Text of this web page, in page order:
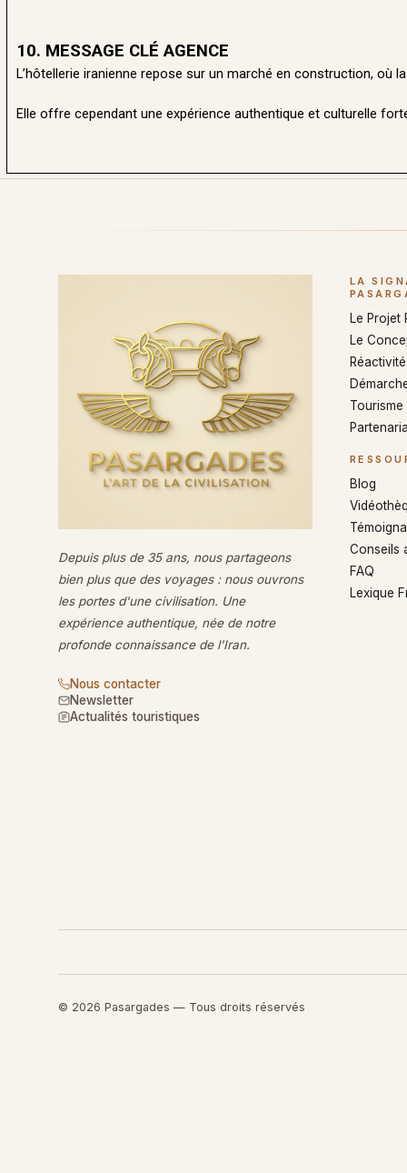
10. MESSAGE CLÉ AGENCE
L’hôtellerie iranienne repose sur un marché en construction, où
Elle offre cependant une expérience authentique et culturelle
Depuis plus de 35 ans, nous partageons
bien plus que des voyages : nous ouvrons
les portes d'une civilisation. Une
expérience authentique, née de notre
profonde connaissance de l'Iran.
Nous contacter
Newsletter
Actualités touristiques
LA
Le Projet
Le
Tourisme
Blog
Conseils
FAQ
Lexique
© 2026 Pasargades — Tous droits réservés